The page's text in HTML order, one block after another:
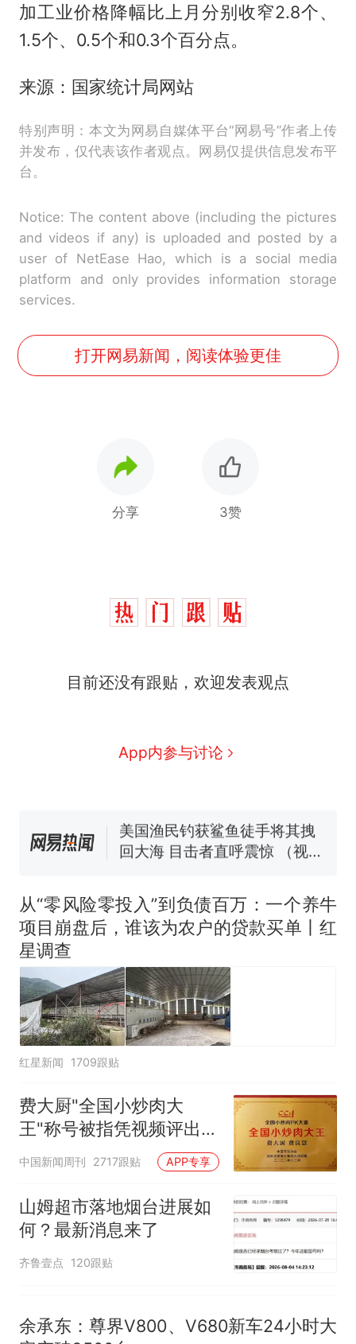
加工业价格降幅比上月分别收窄2.8个、
1.5个、0.5个和0.3个百分点。
来源：国家统计局网站
特别声明：本文为网易自媒体平台“网易号”作者上传
并发布，仅代表该作者观点。网易仅提供信息发布平
台。
Notice: The content above (including the pictures
and videos if any) is uploaded and posted by a
user of NetEase Hao, which is a social media
platform and only provides information storage
services.
打开网易新闻，阅读体验更佳
分享 3赞
目前还没有跟贴，欢迎发表观点
App内参与讨论
热
那个在床头放菜刀的女孩，
么？
协会回应
男子上山采菌偶然发现鸡枞菌
来源：参考消息）
笔试第一被第二名传话劝弃考
官方通报
因老师一句“跟我回家”改写了
人生
从“零风险零投入”到负债百万：一个养牛
项目崩盘后，谁该为农户的贷款买单丨红
星调查
红星新闻 1709跟贴
费大厨"全国小炒肉大
王"称号被指凭视频评出
官方回应
中国新闻周刊 2717跟贴 APP专享
山姆超市落地烟台进展如
何？最新消息来了
齐鲁壹点 120跟贴
余承东：尊界V800、V680新车24小时大